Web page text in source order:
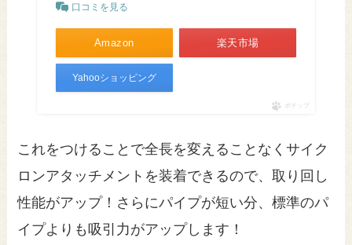
口コミを見る
Amazon 楽天市場
Yahooショッピング
ポチップ
これをつけることで全長を変えることなくサイク
ロンアタッチメントを装着できるので、取り回し
性能がアップ！さらにパイプが短い分、標準のパ
イプよりも吸引力がアップします！